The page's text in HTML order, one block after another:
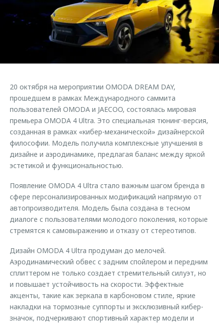
Кредитный калькулятор
Аксессуары
Запчасти
Трейд-ин
Калькулятор трейд-ин
Клиентская поддержка
O&J Автоклуб
Клуб владельцев OMODA
Аксессуары
Одежда и сувениры
Оригинальные аксессуары
Запчасти
Обратная связь
20 октября на мероприятии OMODA DREAM DAY,
прошедшем в рамках Международного саммита
пользователей OMODA и JAECOO, состоялась мировая
премьера OMODA 4 Ultra. Это специальная тюнинг-версия,
созданная в рамках «кибер-механической» дизайнерской
философии. Модель получила комплексные улучшения в
дизайне и аэродинамике, предлагая баланс между яркой
эстетикой и функциональностью.
Появление OMODA 4 Ultra стало важным шагом бренда в
сфере персонализированных модификаций напрямую от
автопроизводителя. Модель была создана в тесном
диалоге с пользователями молодого поколения, которые
стремятся к самовыражению и отказу от стереотипов.
Дизайн OMODA 4 Ultra продуман до мелочей.
Аэродинамический обвес с задним спойлером и передним
сплиттером не только создает стремительный силуэт, но
и повышает устойчивость на скорости. Эффектные
акценты, такие как зеркала в карбоновом стиле, яркие
накладки на тормозные суппорты и эксклюзивный кибер-
значок, подчеркивают спортивный характер модели и